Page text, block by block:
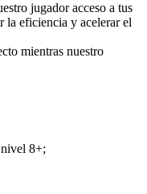
jugador acceso a tus
la eficiencia y acelerar el
mientras nuestro
8+;